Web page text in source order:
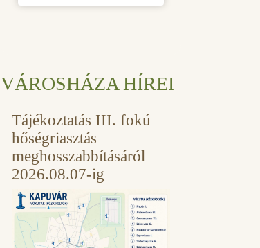
VÁROSHÁZA HÍREI
Tájékoztatás III. fokú
hőségriasztás
meghosszabbításáról
2026.08.07-ig